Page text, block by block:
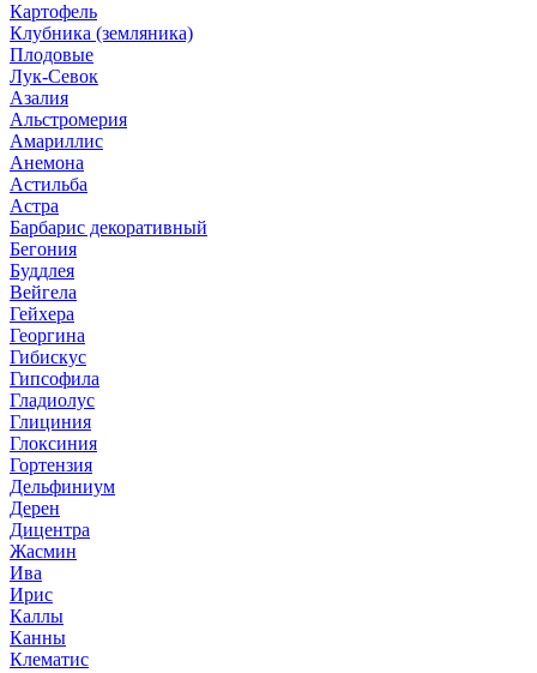
Картофель
Клубника (земляника)
Плодовые
Лук-Севок
Азалия
Альстромерия
Амариллис
Анемона
Астильба
Астра
Барбарис декоративный
Бегония
Буддлея
Вейгела
Гейхера
Георгина
Гибискус
Гипсофила
Гладиолус
Глициния
Глоксиния
Гортензия
Дельфиниум
Дерен
Дицентра
Жасмин
Ива
Ирис
Каллы
Канны
Клематис